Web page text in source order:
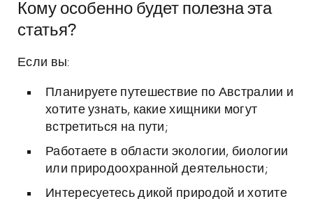
Кому особенно будет полезна эта
статья?
Если вы:
Планируете путешествие по Австралии и
хотите узнать, какие хищники могут
встретиться на пути;
Работаете в области экологии, биологии
или природоохранной деятельности;
Интересуетесь дикой природой и хотите